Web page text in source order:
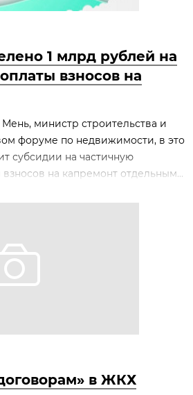
1 млрд рублей на
взносов на
министр строительства и
форуме по недвижимости, в это
субсидии на частичную
на капремонт отдельным...
в ЖКХ